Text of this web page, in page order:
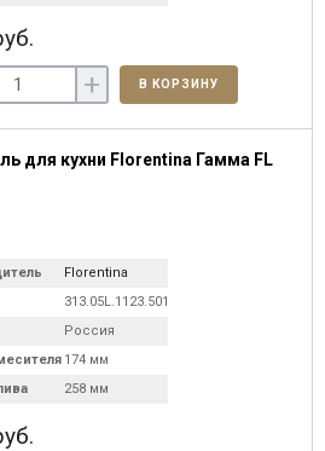
+ В КОРЗИНУ
для кухни Florentina Гамма FL
Florentina
313.05L.1123.501C
Россия
174 мм
258 мм